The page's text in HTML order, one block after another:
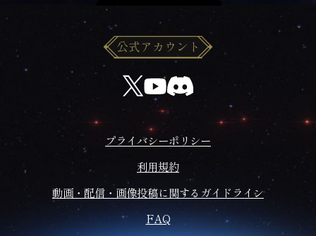
公式アカウント
プライバシーポリシー
利用規約
動画・配信・画像投稿に関するガイドライン
FAQ